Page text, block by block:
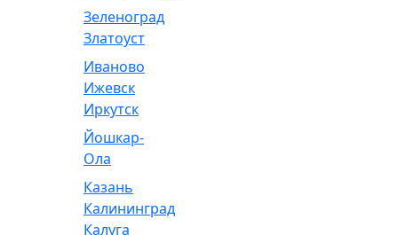
Зеленоград
Златоуст
Иваново
Ижевск
Иркутск
Йошкар-
Ола
Казань
Калининград
Калуга